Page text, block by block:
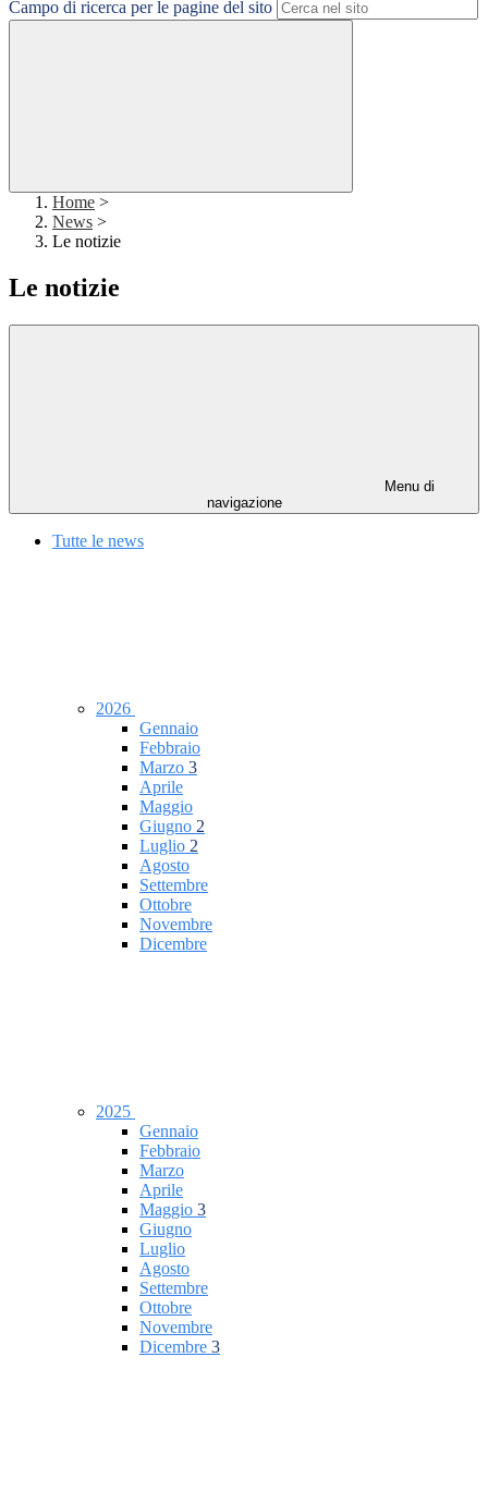
Campo di ricerca per le pagine del sito
Home >
News >
Le notizie
Le notizie
Menu di
navigazione
Tutte le news
2026
Gennaio
Febbraio
Marzo 3
Aprile
Maggio
Giugno 2
Luglio 2
Agosto
Settembre
Ottobre
Novembre
Dicembre
2025
Gennaio
Febbraio
Marzo
Aprile
Maggio 3
Giugno
Luglio
Agosto
Settembre
Ottobre
Novembre
Dicembre 3